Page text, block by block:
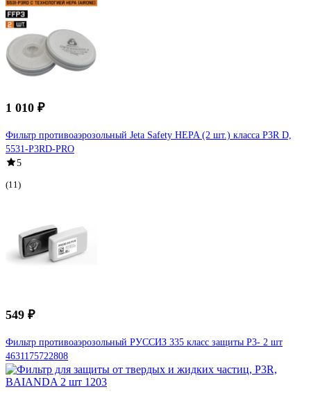
1 010 ₽
Фильтр противоаэрозольный Jeta Safety HEPA (2 шт.) класса P3R D,
5531-P3RD-PRO
5
(11)
549 ₽
Фильтр противоаэрозольный РУССИЗ 335 класс защиты P3- 2 шт
4631175722808